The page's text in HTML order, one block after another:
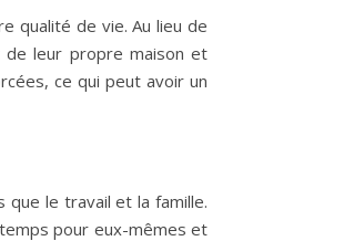
qualité de vie. Au lieu de
de leur propre maison et
ce qui peut avoir un
que le travail et la famille.
pour eux-mêmes et